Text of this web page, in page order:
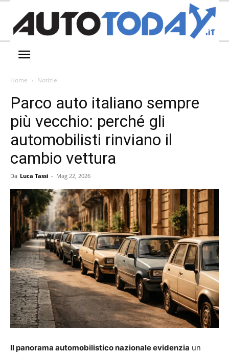
Home Notizie
Parco auto italiano sempre
più vecchio: perché gli
automobilisti rinviano il
cambio vettura
Da Luca Tassi - Mag 22, 2026
Il panorama automobilistico nazionale evidenzia un